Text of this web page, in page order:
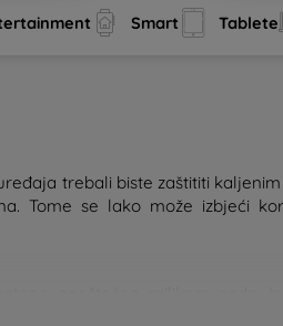
Smart Tablete
trebali biste zaštititi
Tome se lako može izbjeći
će bolje štititi uređaj. Na tržištu